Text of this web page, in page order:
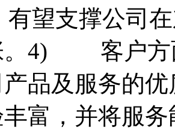
有望支撑公司
。4) 客户方
产品及服务
富，并将服